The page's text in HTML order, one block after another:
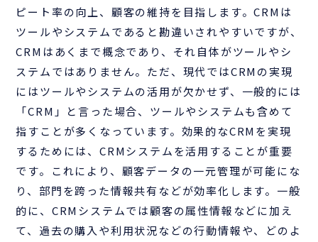
ピート率の向上、顧客の維持を目指します。CRMは
ツールやシステムであると勘違いされやすいですが、
CRMはあくまで概念であり、それ自体がツールやシ
ステムではありません。ただ、現代ではCRMの実現
にはツールやシステムの活用が欠かせず、一般的には
「CRM」と言った場合、ツールやシステムも含めて
指すことが多くなっています。効果的なCRMを実現
するためには、CRMシステムを活用することが重要
です。これにより、顧客データの一元管理が可能にな
り、部門を跨った情報共有などが効率化します。一般
的に、CRMシステムでは顧客の属性情報などに加え
て、過去の購入や利用状況などの行動情報や、どのよ